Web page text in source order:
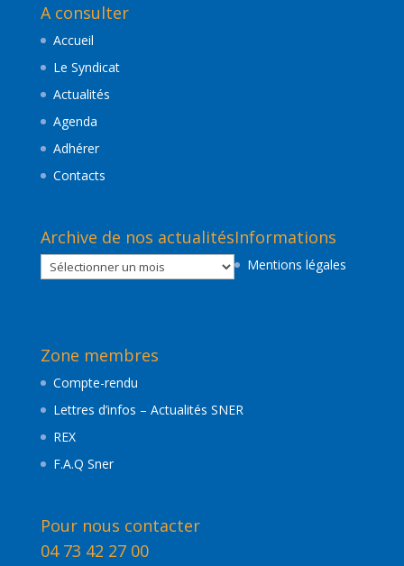
A consulter
Accueil
Le Syndicat
Actualités
Agenda
Adhérer
Contacts
Archive de nos actualités
Archive
de
Informations
Mentions légales
Zone membres
Compte-rendu
Lettres d’infos – Actualités SNER
REX
F.A.Q Sner
Pour nous contacter
04 73 42 27 00